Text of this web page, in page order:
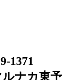
1371
ルナカ東予